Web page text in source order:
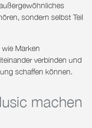
sondern selbst Teil
Marken
verbinden und
schaffen können.
machen